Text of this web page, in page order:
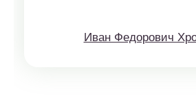
Иван Федорович